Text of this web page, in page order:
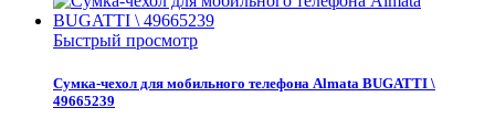
Быстрый просмотр
Сумка-чехол для мобильного телефона Almata BUGATTI \
49665239